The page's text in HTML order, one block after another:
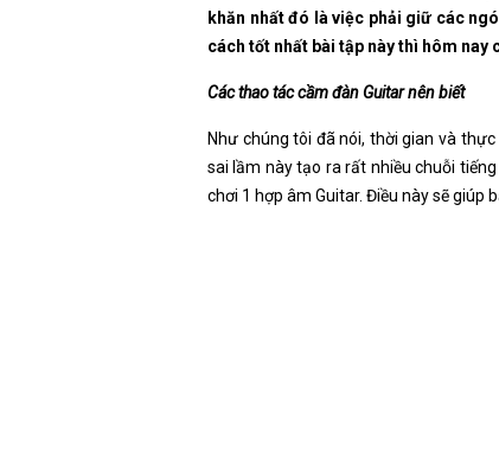
khăn nhất đó là việc phải giữ các
cách tốt nhất bài tập này thì hôm nay
Các thao tác cầm đàn Guitar nên biết
Như chúng tôi đã nói, thời gian và
sai lầm này tạo ra rất nhiều chuỗi
chơi 1 hợp âm Guitar. Điều này sẽ giúp